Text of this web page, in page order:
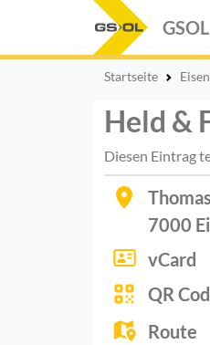
Startseite
Held &
Diesen Eintrag
7000
vCard
QR
Route